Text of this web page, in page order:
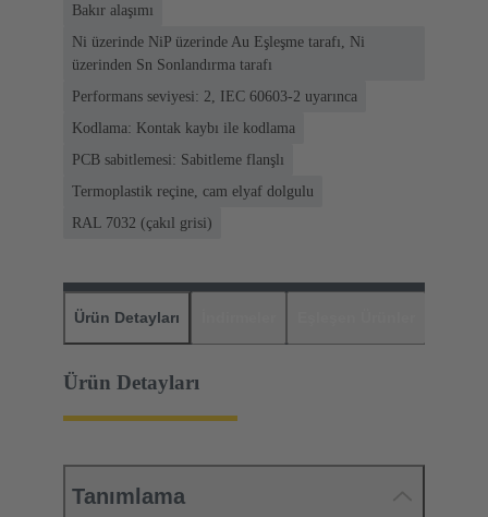
Bakır alaşımı
Ni üzerinde NiP üzerinde Au Eşleşme tarafı, Ni
üzerinden Sn Sonlandırma tarafı
Performans seviyesi: 2, IEC 60603-2 uyarınca
Kodlama: Kontak kaybı ile kodlama
PCB sabitlemesi: Sabitleme flanşlı
Termoplastik reçine, cam elyaf dolgulu
RAL 7032 (çakıl grisi)
Ürün Detayları
Ürün Detayları
Tanımlama